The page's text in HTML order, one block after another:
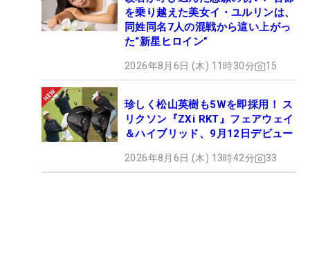
を乗り越えた美女イ・ユルリンは、
同姓同名7人の混戦から這い上がっ
た“新星ヒロイン”
2026年8月6日 (木) 11時30分 15
珍しく松山英樹も5Wを即採用！ ス
リクソン『ZXi RKT』フェアウェイ
＆ハイブリッド、9月12日デビュー
2026年8月6日 (木) 13時42分 33